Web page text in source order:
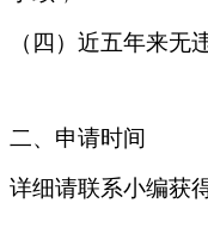
（四） 近五年来无
二、申请时间
详细请联系小编获